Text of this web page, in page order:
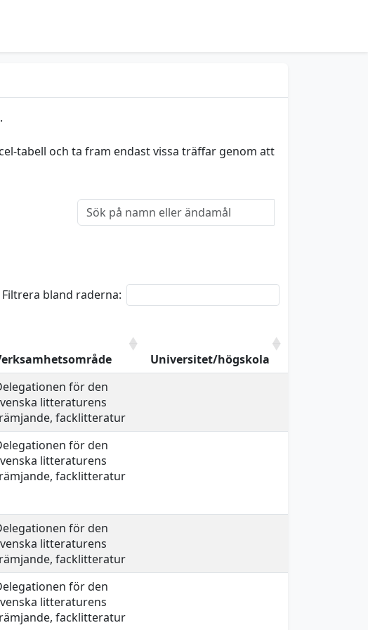
tabell och ta fram endast vissa träffar genom att
Filtrera bland raderna:
Universitet/högskola
för den
litteraturens
facklitteratur
för den
litteraturens
facklitteratur
för den
litteraturens
facklitteratur
för den
litteraturens
facklitteratur